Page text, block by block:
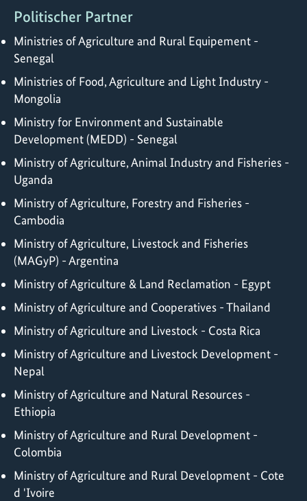
Politischer Partner
Ministries of Agriculture and Rural Equipement -
Senegal
Ministries of Food, Agriculture and Light Industry -
Mongolia
Ministry for Environment and Sustainable
Development (MEDD) - Senegal
Ministry of Agriculture, Animal Industry and Fisheries -
Uganda
Ministry of Agriculture, Forestry and Fisheries -
Cambodia
Ministry of Agriculture, Livestock and Fisheries
(MAGyP) - Argentina
Ministry of Agriculture & Land Reclamation - Egypt
Ministry of Agriculture and Cooperatives - Thailand
Ministry of Agriculture and Livestock - Costa Rica
Ministry of Agriculture and Livestock Development -
Nepal
Ministry of Agriculture and Natural Resources -
Ethiopia
Ministry of Agriculture and Rural Development -
Colombia
Ministry of Agriculture and Rural Development - Cote
d 'Ivoire